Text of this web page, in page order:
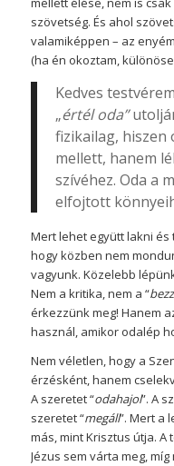
szövetség. És ahol
valamiképpen – az
(ha én okoztam,
Kedves
„értél oda”
fizikailag, hiszen
mellett, hanem
szívéhez. Oda a
elfojtott
Mert lehet együtt lakni és
hogy közben nem
vagyunk. Közelebb
Nem a kritika, nem a “
érkezzünk meg! Hanem
használ, amikor odalép
Nem véletlen, hogy a
érzésként, hanem
A szeretet “odahajol”. A
szeretet “megáll”. Mert a
más, mint Krisztus útja.
Jézus sem várta meg,